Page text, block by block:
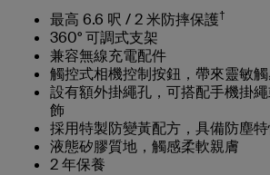
最高 6.6 呎 / 2 米防摔保護†
360° 可調式支架
兼容無線充電配件
觸控式相機控制按鈕，帶來靈敏
設有額外掛繩孔，可搭配手機掛
飾
採用特製防變黃配方，具備防塵
液態矽膠質地，觸感柔軟親膚
2 年保養